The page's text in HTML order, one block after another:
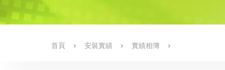
首頁 安裝實績 實績相簿